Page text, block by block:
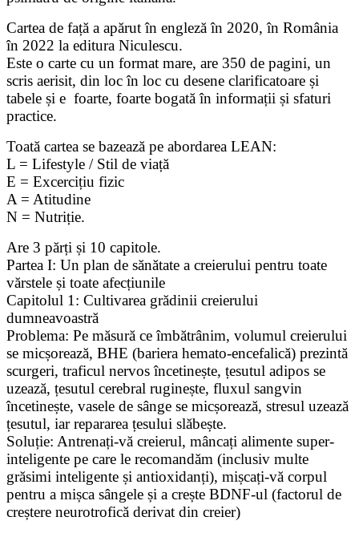
Cartea de față a apărut în engleză în 2020, în România
în 2022 la editura Niculescu.
Este o carte cu un format mare, are 350 de pagini, un
scris aerisit, din loc în loc cu desene clarificatoare și
tabele și e foarte, foarte bogată în informații și sfaturi
practice.
Toată cartea se bazează pe abordarea LEAN:
L = Lifestyle / Stil de viață
E = Excercițiu fizic
A = Atitudine
N = Nutriție.
Are 3 părți și 10 capitole.
Partea I: Un plan de sănătate a creierului pentru toate
vărstele și toate afecțiunile
Capitolul 1: Cultivarea grădinii creierului
dumneavoastră
Problema: Pe măsură ce îmbătrânim, volumul creierului
se micșorează, BHE (bariera hemato-encefalică) prezintă
scurgeri, traficul nervos încetinește, țesutul adipos se
uzează, țesutul cerebral ruginește, fluxul sangvin
încetinește, vasele de sânge se micșorează, stresul uzează
țesutul, iar repararea țesului slăbește.
Soluție: Antrenați-vă creierul, mâncați alimente super-
inteligente pe care le recomandăm (inclusiv multe
grăsimi inteligente și antioxidanți), mișcați-vă corpul
pentru a mișca sângele și a crește BDNF-ul (factorul de
creștere neurotrofică derivat din creier)